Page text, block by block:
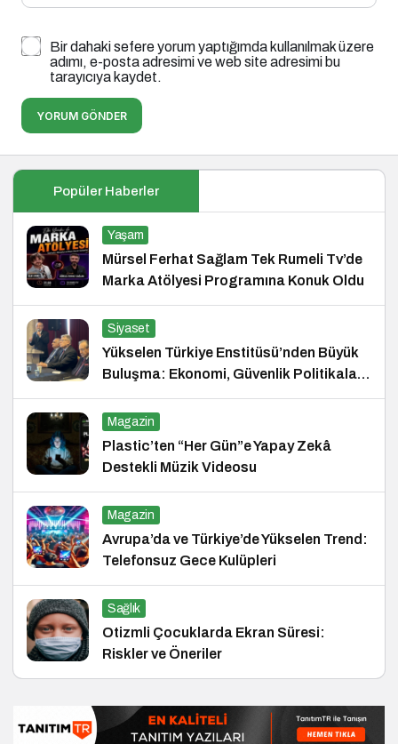
Bir dahaki sefere yorum yaptığımda kullanılmak üzere
adımı, e-posta adresimi ve web site adresimi bu
tarayıcıya kaydet.
YORUM GÖNDER
Popüler Haberler
Yaşam
Mürsel Ferhat Sağlam Tek Rumeli Tv’de
Marka Atölyesi Programına Konuk Oldu
Siyaset
Yükselen Türkiye Enstitüsü’nden Büyük
Buluşma: Ekonomi, Güvenlik Politikaları
ve Hukuk Konferansı
Magazin
Plastic’ten “Her Gün”e Yapay Zekâ
Destekli Müzik Videosu
Magazin
Avrupa’da ve Türkiye’de Yükselen Trend:
Telefonsuz Gece Kulüpleri
Sağlık
Otizmli Çocuklarda Ekran Süresi:
Riskler ve Öneriler